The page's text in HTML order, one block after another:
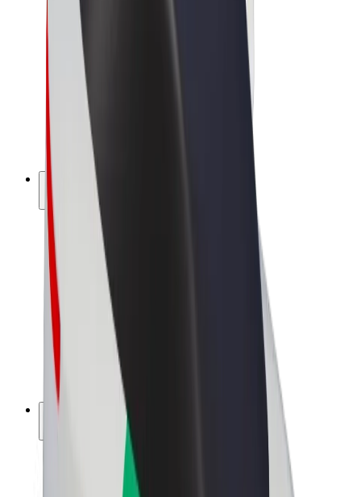
Bolt-kauppa
Bolt Food
Bolt Drive
Bolt for Business
Sähköpyörät
Bolt Plus
Tienaa Boltilla
Kuljettajat
Kuljettajan ansiot
Ruokalähetit
Lähetin ansiot
Bolt Food -kauppiaat
Franchiset
Yritys
Lisätietoja Boltista